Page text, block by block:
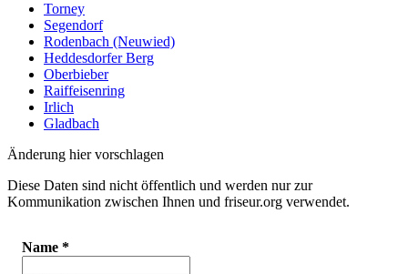
Torney
Segendorf
Rodenbach (Neuwied)
Heddesdorfer Berg
Oberbieber
Raiffeisenring
Irlich
Gladbach
Änderung hier vorschlagen
Diese Daten sind nicht öffentlich und werden nur zur
Kommunikation zwischen Ihnen und friseur.org verwendet.
Name *